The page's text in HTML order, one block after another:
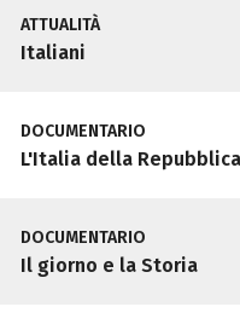
ATTUALITÀ
Italiani
DOCUMENTARIO
L'Italia della Repubblica
DOCUMENTARIO
Il giorno e la Storia